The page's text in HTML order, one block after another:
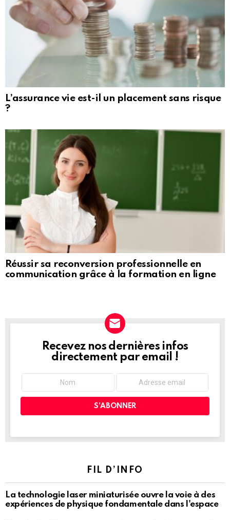
L’assurance vie est-il un placement sans risque
?
Réussir sa reconversion professionnelle en
communication grâce à la formation en ligne
NEWSLETTER
Recevez nos dernières infos
directement par email !
FIL D’INFO
La technologie laser miniaturisée ouvre la voie à des
expériences de physique fondamentale dans l'espace